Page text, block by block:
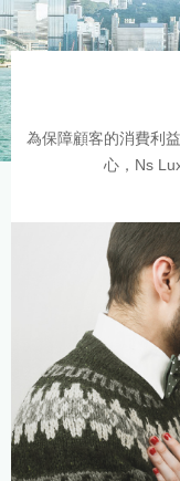
為保障顧客的消費利
心，Ns